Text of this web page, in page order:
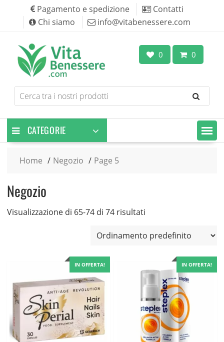
content
Pagamento e spedizione
Contatti
Chi siamo
info@vitabenessere.com
0 0
Search
for
CATEGORIE
Home Negozio Page 5
Negozio
Visualizzazione di 65-74 di 74 risultati
IN OFFERTA! IN OFFERTA!